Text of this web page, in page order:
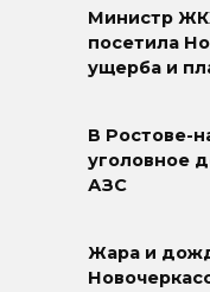
Министр
посетила
ущерба и
В Ростове-
уголовное
АЗС
Жара и